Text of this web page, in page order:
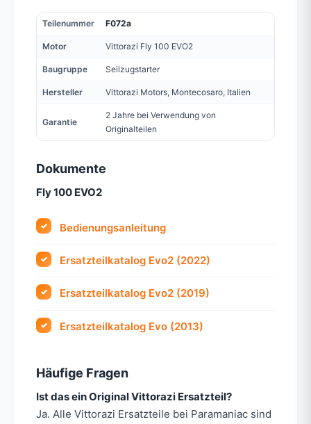
Teilenummer F072a
Motor Vittorazi Fly 100 EVO2
Baugruppe Seilzugstarter
Hersteller Vittorazi Motors, Montecosaro, Italien
Garantie
2 Jahre bei Verwendung von
Originalteilen
Dokumente
Fly 100 EVO2
Bedienungsanleitung
Ersatzteilkatalog Evo2 (2022)
Ersatzteilkatalog Evo2 (2019)
Ersatzteilkatalog Evo (2013)
Häufige Fragen
Ist das ein Original Vittorazi Ersatzteil?
Ja. Alle Vittorazi Ersatzteile bei Paramaniac sind